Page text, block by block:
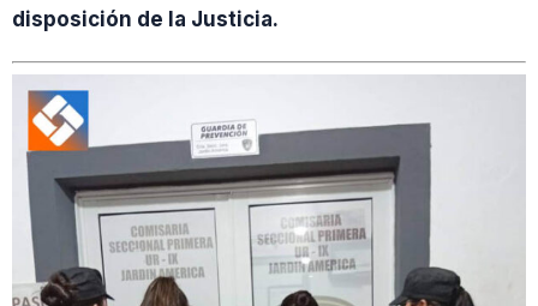
disposición de la Justicia.